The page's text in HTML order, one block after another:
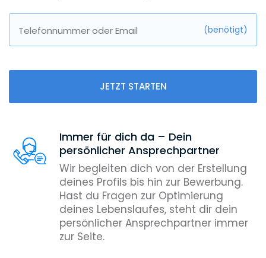
Telefonnummer oder Email (benötigt)
JETZT STARTEN
Immer für dich da – Dein
persönlicher Ansprechpartner
Wir begleiten dich von der Erstellung
deines Profils bis hin zur Bewerbung.
Hast du Fragen zur Optimierung
deines Lebenslaufes, steht dir dein
persönlicher Ansprechpartner immer
zur Seite.